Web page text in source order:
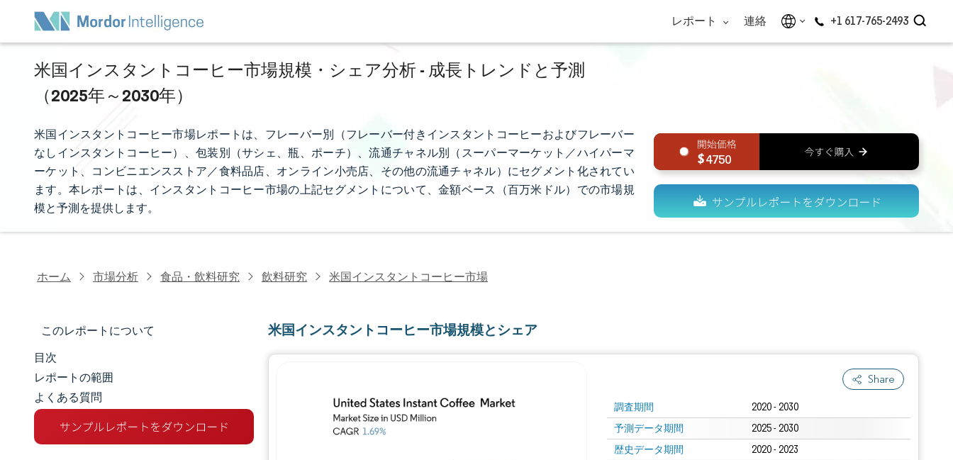
レポート 連絡 +1 617-765-2493
米国インスタントコーヒー市場規模・シェア分析 - 成長トレンドと予測
（2025年～2030年）
米国インスタントコーヒー市場レポートは、フレーバー別（フレーバー付きインスタントコーヒーおよびフレーバー
なしインスタントコーヒー）、包装別（サシェ、瓶、ポーチ）、流通チャネル別（スーパーマーケット／ハイパーマ
ーケット、コンビニエンスストア／食料品店、オンライン小売店、その他の流通チャネル）にセグメント化されてい
ます。本レポートは、インスタントコーヒー市場の上記セグメントについて、金額ベース（百万米ドル）での市場規
模と予測を提供します。
4750
ホーム 市場分析 食品・飲料研究 飲料研究 米国インスタントコーヒー市場
このレポートについて
マーケットスナップショット
市場概要
主な市場動向
目次
レポートの範囲
よくある質問
米国インスタントコーヒー市場規模とシェア
Share
調査期間 2020 - 2030
予測データ期間 2025 - 2030
歴史データ期間 2020 - 2023